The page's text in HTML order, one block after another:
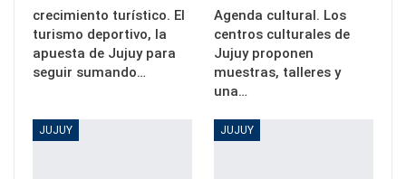
crecimiento turístico. El
turismo deportivo, la
apuesta de Jujuy para
seguir sumando…
Agenda cultural. Los
centros culturales de
Jujuy proponen
muestras, talleres y
una…
JUJUY JUJUY